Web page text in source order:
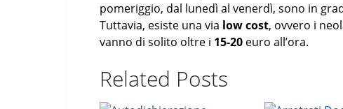
pomeriggio, dal lunedì al venerdì, sono in
Tuttavia, esiste una via low cost, ovvero i
vanno di solito oltre i 15-20 euro all’ora.
Related Posts